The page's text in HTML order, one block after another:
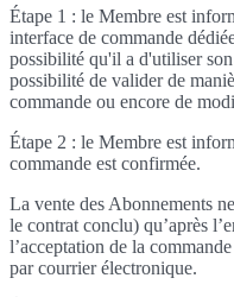
Étape 1 : le Membre est
interface de commande
possibilité qu'il a d'utiliser
possibilité de valider de
commande ou encore de
Étape 2 : le Membre est
commande est confirmée.
La vente des Abonnements
le contrat conclu) qu’après
l’acceptation de la
par courrier électronique.